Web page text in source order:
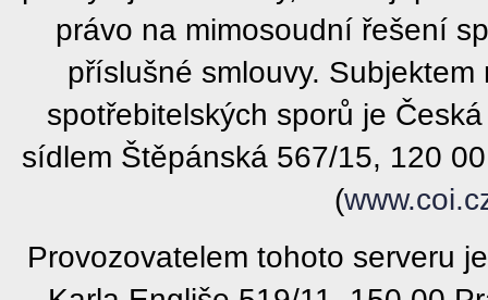
právo na mimosoudní řešení
příslušné smlouvy.
spotřebitelských sporů je
sídlem Štěpánská 567/15, 120
(
Provozovatelem tohoto serveru